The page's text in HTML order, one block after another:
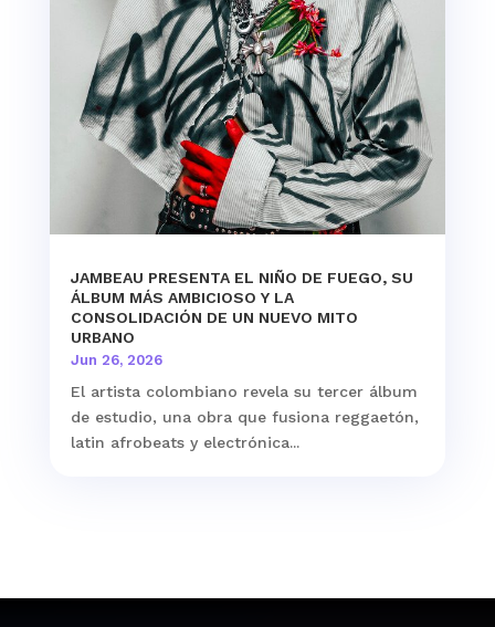
JAMBEAU PRESENTA EL NIÑO DE FUEGO, SU
ÁLBUM MÁS AMBICIOSO Y LA
CONSOLIDACIÓN DE UN NUEVO MITO
URBANO
Jun 26, 2026
El artista colombiano revela su tercer álbum
de estudio, una obra que fusiona reggaetón,
latin afrobeats y electrónica...